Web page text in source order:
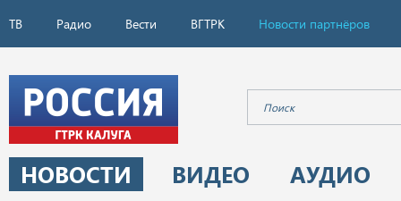
ТВ Радио Вести ВГТРК Новости партнёров
НОВОСТИ ВИДЕО
АУДИО